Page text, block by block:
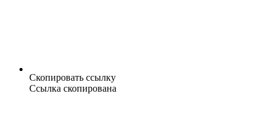
Скопировать ссылку
Ссылка скопирована